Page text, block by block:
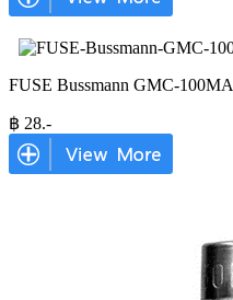
FUSE Bussmann GMC-
฿ 28.-